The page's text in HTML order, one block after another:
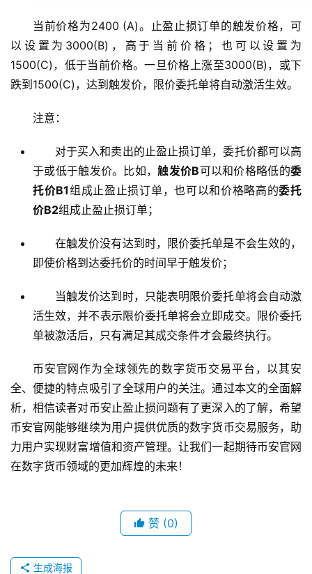
当前价格为2400 (A)。止盈止损订单的触发价格，可
以设置为3000(B)，高于当前价格；也可以设置为
1500(C)，低于当前价格。一旦价格上涨至3000(B)，或下
跌到1500(C)，达到触发价，限价委托单将自动激活生效。
注意：
对于买入和卖出的止盈止损订单，委托价都可以高
于或低于触发价。比如，触发价B可以和价格略低的委
托价B1组成止盈止损订单，也可以和价格略高的委托
价B2组成止盈止损订单；
在触发价没有达到时，限价委托单是不会生效的，
即使价格到达委托价的时间早于触发价；
当触发价达到时，只能表明限价委托单将会自动激
活生效，并不表示限价委托单将会立即成交。限价委托
单被激活后，只有满足其成交条件才会最终执行。
币安官网作为全球领先的数字货币交易平台，以其安
全、便捷的特点吸引了全球用户的关注。通过本文的全面解
析，相信读者对币安止盈止损问题有了更深入的了解，希望
币安官网能够继续为用户提供优质的数字货币交易服务，助
力用户实现财富增值和资产管理。让我们一起期待币安官网
在数字货币领域的更加辉煌的未来！
赞 (0)
生成海报